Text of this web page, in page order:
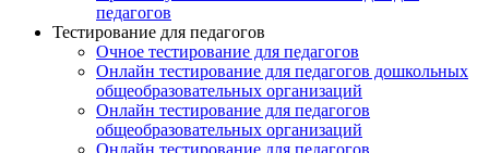
педагогов
Тестирование для педагогов
Очное тестирование для педагогов
Онлайн тестирование для педагогов дошкольных
общеобразовательных организаций
Онлайн тестирование для педагогов
общеобразовательных организаций
Онлайн тестирование для педагогов